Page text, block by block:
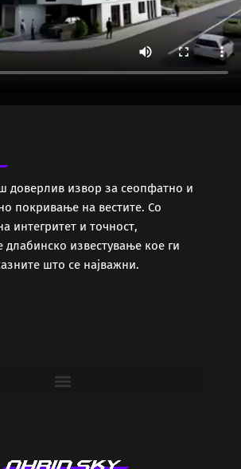
доверлив извор за сеопфатно и
покривање на вестите. Со
интегритет и точност,
длабинско известување кое ги
што се најважни.